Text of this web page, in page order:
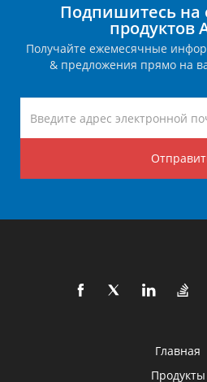
Подпишитесь на
продуктов
Получайте ежемесячные
& предложения прямо на
Главная
Продукты